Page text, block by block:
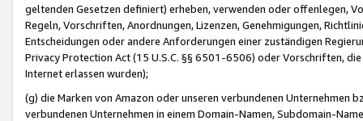
geltenden Gesetzen definiert) erheben, verwenden oder offenlegen,
Regeln, Vorschriften, Anordnungen, Lizenzen, Genehmigungen,
Entscheidungen oder andere Anforderungen einer zuständigen
Privacy Protection Act (15 U.S.C. §§ 6501-6506) oder Vorschriften,
Internet erlassen wurden);
(g) die Marken von Amazon oder unseren verbundenen Unternehmen
verbundenen Unternehmen in einem Domain-Namen, Subdomain-